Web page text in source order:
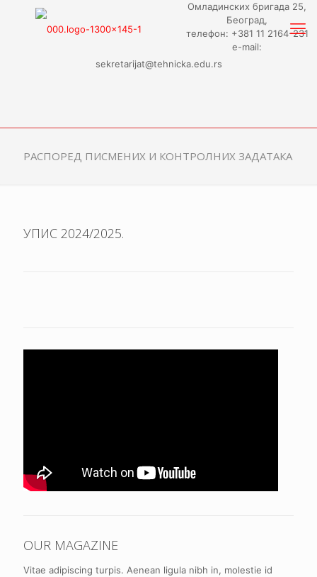
Омладинских бригада 25,
Београд,
телефон: +381 11 2164-231
e-mail:
sekretarijat@tehnicka.edu.rs
РАСПОРЕД ПИСМЕНИХ И КОНТРОЛНИХ ЗАДАТАКА
УПИС 2024/2025.
OUR MAGAZINE
Vitae adipiscing turpis. Aenean ligula nibh in, molestie id